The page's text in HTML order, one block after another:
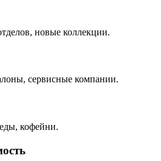
новые коллекции.
сервисные компании.
кофейни.